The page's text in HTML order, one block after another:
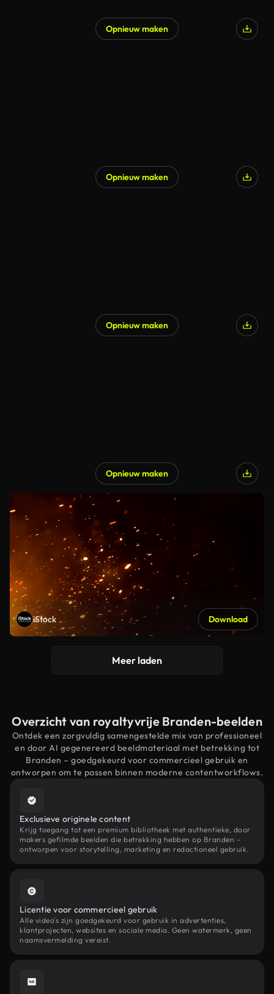
Opnieuw maken
Opnieuw maken
Opnieuw maken
Opnieuw maken
iStock Download
Meer laden
Overzicht van royaltyvrije Branden-beelden
Ontdek een zorgvuldig samengestelde mix van professioneel
en door AI gegenereerd beeldmateriaal met betrekking tot
Branden – goedgekeurd voor commercieel gebruik en
ontworpen om te passen binnen moderne contentworkflows.
Exclusieve originele content
Krijg toegang tot een premium bibliotheek met authentieke, door
makers gefilmde beelden die betrekking hebben op Branden –
ontworpen voor storytelling, marketing en redactioneel gebruik.
Licentie voor commercieel gebruik
Alle video's zijn goedgekeurd voor gebruik in advertenties,
klantprojecten, websites en sociale media. Geen watermerk, geen
naamsvermelding vereist.